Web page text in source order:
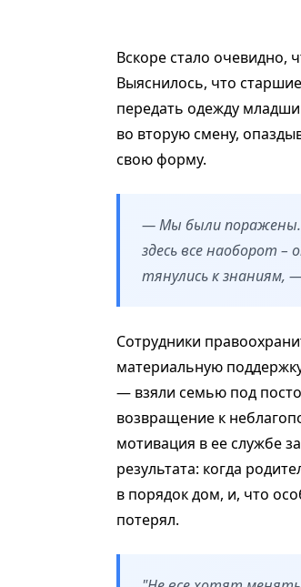
Вскоре стало очевидно,
Выяснилось, что
передать одежду
во вторую смену,
свою форму.
— Мы были поражены.
здесь все наоборот –
тянулись к знаниям,
Сотрудники
материальную
— взяли семью под
возвращение к
мотивация в ее службе
результата: когда
в порядок дом, и, что
потерял.